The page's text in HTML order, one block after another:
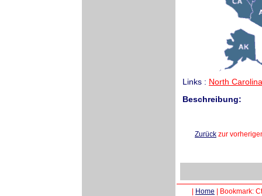
Links : North
Beschreibung:
Zurück zur
Home Bookmark: